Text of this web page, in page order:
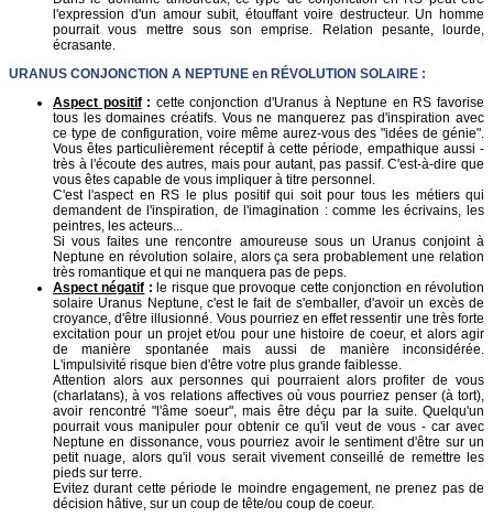
l'expression d'un amour subit, étouffant voire destructeur. Un homme
pourrait vous mettre sous son emprise. Relation pesante, lourde,
écrasante.
URANUS CONJONCTION A NEPTUNE en RÉVOLUTION SOLAIRE :
Aspect positif: cette conjonction d'Uranus à Neptune en RS favorise
tous les domaines créatifs. Vous ne manquerez pas d'inspiration avec
ce type de configuration, voire même aurez-vous des "idées de génie".
Vous êtes particulièrement réceptif à cette période, empathique aussi -
très à l'écoute des autres, mais pour autant, pas passif. C'est-à-dire que
vous êtes capable de vous impliquer à titre personnel.
C'est l'aspect en RS le plus positif qui soit pour tous les métiers qui
demandent de l'inspiration, de l'imagination : comme les écrivains, les
peintres, les acteurs...
Si vous faites une rencontre amoureuse sous un Uranus conjoint à
Neptune en révolution solaire, alors ça sera probablement une relation
très romantique et qui ne manquera pas de peps.
Aspect négatif : le risque que provoque cette conjonction en révolution
solaire Uranus Neptune, c'est le fait de s'emballer, d'avoir un excès de
croyance, d'être illusionné. Vous pourriez en effet ressentir une très forte
excitation pour un projet et/ou pour une histoire de coeur, et alors agir
de manière spontanée mais aussi de manière inconsidérée.
L'impulsivité risque bien d'être votre plus grande faiblesse.
Attention alors aux personnes qui pourraient alors profiter de vous
(charlatans), à vos relations affectives où vous pourriez penser (à tort),
avoir rencontré "l'âme soeur", mais être déçu par la suite. Quelqu'un
pourrait vous manipuler pour obtenir ce qu'il veut de vous - car avec
Neptune en dissonance, vous pourriez avoir le sentiment d'être sur un
petit nuage, alors qu'il vous serait vivement conseillé de remettre les
pieds sur terre.
Evitez durant cette période le moindre engagement, ne prenez pas de
décision hâtive, sur un coup de tête/ou coup de coeur.